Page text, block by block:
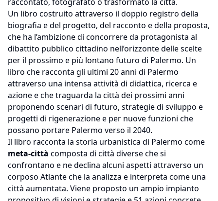
Un libro costruito attraverso il doppio registro della
biografia e del progetto, del racconto e della proposta,
che ha l’ambizione di concorrere da protagonista al
dibattito pubblico cittadino nell’orizzonte delle scelte
per il prossimo e più lontano futuro di Palermo. Un
libro che racconta gli ultimi 20 anni di Palermo
attraverso una intensa attività di didattica, ricerca e
azione e che traguarda la città dei prossimi anni
proponendo scenari di futuro, strategie di sviluppo e
progetti di rigenerazione e per nuove funzioni che
possano portare Palermo verso il 2040.
Il libro racconta la storia urbanistica di Palermo come
meta-città composta di città diverse che si
confrontano e ne declina alcuni aspetti attraverso un
corposo Atlante che la analizza e interpreta come una
città aumentata. Viene proposto un ampio impianto